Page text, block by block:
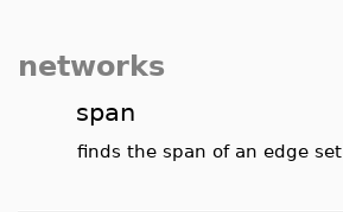
networks
span
finds the span of an edge set